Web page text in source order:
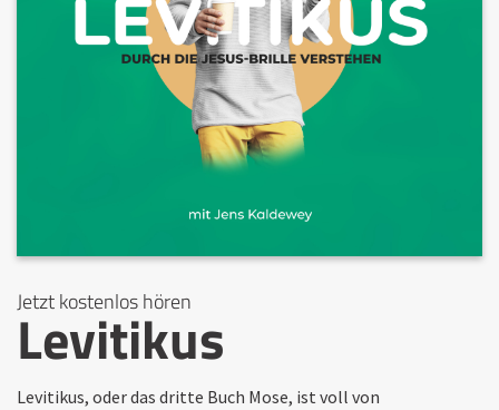
Jetzt kostenlos hören
Levitikus
Levitikus, oder das dritte Buch Mose, ist voll von